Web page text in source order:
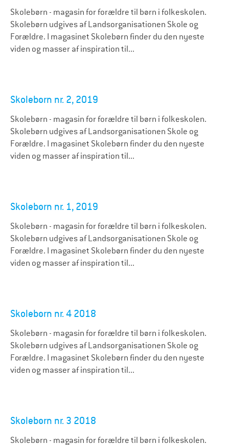
Skolebørn - magasin for forældre til børn i folkeskolen.
Skolebørn udgives af Landsorganisationen Skole og
Forældre. I magasinet Skolebørn finder du den nyeste
viden og masser af inspiration til...
Skolebørn nr. 2, 2019
Skolebørn - magasin for forældre til børn i folkeskolen.
Skolebørn udgives af Landsorganisationen Skole og
Forældre. I magasinet Skolebørn finder du den nyeste
viden og masser af inspiration til...
Skolebørn nr. 1, 2019
Skolebørn - magasin for forældre til børn i folkeskolen.
Skolebørn udgives af Landsorganisationen Skole og
Forældre. I magasinet Skolebørn finder du den nyeste
viden og masser af inspiration til...
Skolebørn nr. 4 2018
Skolebørn - magasin for forældre til børn i folkeskolen.
Skolebørn udgives af Landsorganisationen Skole og
Forældre. I magasinet Skolebørn finder du den nyeste
viden og masser af inspiration til...
Skolebørn nr. 3 2018
Skolebørn - magasin for forældre til børn i folkeskolen.